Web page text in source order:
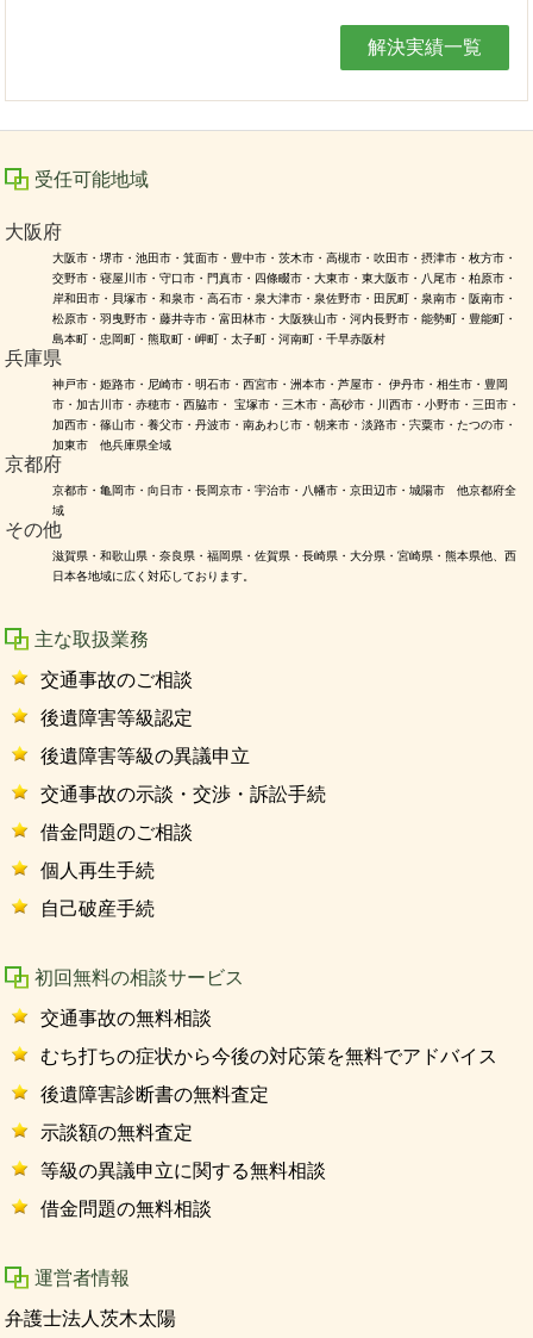
解決実績一覧
受任可能地域
大阪府
大阪市・堺市・池田市・箕面市・豊中市・茨木市・高槻市・吹田市・摂津市・枚方市・
交野市・寝屋川市・守口市・門真市・四條畷市・大東市・東大阪市・八尾市・柏原市・
岸和田市・貝塚市・和泉市・高石市・泉大津市・泉佐野市・田尻町・泉南市・阪南市・
松原市・羽曳野市・藤井寺市・富田林市・大阪狭山市・河内長野市・能勢町・豊能町・
島本町・忠岡町・熊取町・岬町・太子町・河南町・千早赤阪村
兵庫県
神戸市・姫路市・尼崎市・明石市・西宮市・洲本市・芦屋市・ 伊丹市・相生市・豊岡
市・加古川市・赤穂市・西脇市・ 宝塚市・三木市・高砂市・川西市・小野市・三田市・
加西市・篠山市・養父市・丹波市・南あわじ市・朝来市・淡路市・宍粟市・たつの市・
加東市 他兵庫県全域
京都府
京都市・亀岡市・向日市・長岡京市・宇治市・八幡市・京田辺市・城陽市 他京都府全
域
その他
滋賀県・和歌山県・奈良県・福岡県・佐賀県・長崎県・大分県・宮崎県・熊本県他、西
日本各地域に広く対応しております。
主な取扱業務
交通事故のご相談
後遺障害等級認定
後遺障害等級の異議申立
交通事故の示談・交渉・訴訟手続
借金問題のご相談
個人再生手続
自己破産手続
初回無料の相談サービス
交通事故の無料相談
むち打ちの症状から今後の対応策を無料でアドバイス
後遺障害診断書の無料査定
示談額の無料査定
等級の異議申立に関する無料相談
借金問題の無料相談
運営者情報
弁護士法人茨木太陽